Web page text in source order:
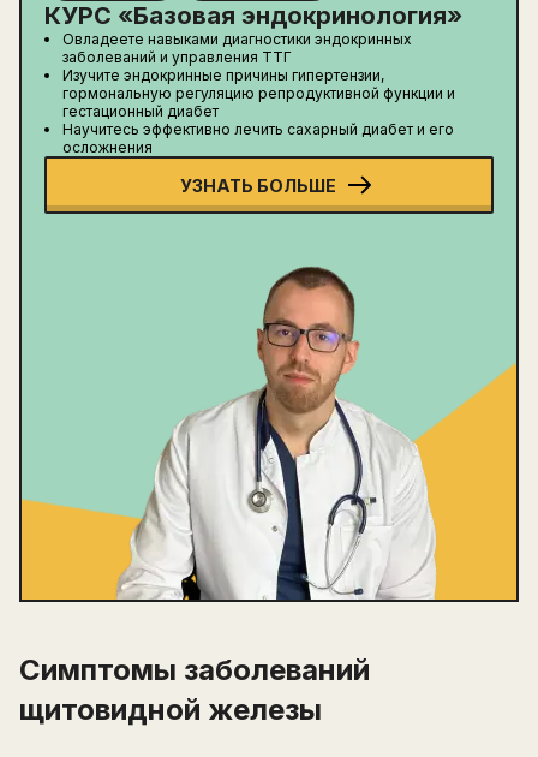
КУРС «Базовая эндокринология»
Овладеете навыками диагностики эндокринных
заболеваний и управления ТТГ
Изучите эндокринные причины гипертензии,
гормональную регуляцию репродуктивной функции и
гестационный диабет
Научитесь эффективно лечить сахарный диабет и его
осложнения
УЗНАТЬ БОЛЬШЕ
Симптомы заболеваний
щитовидной железы